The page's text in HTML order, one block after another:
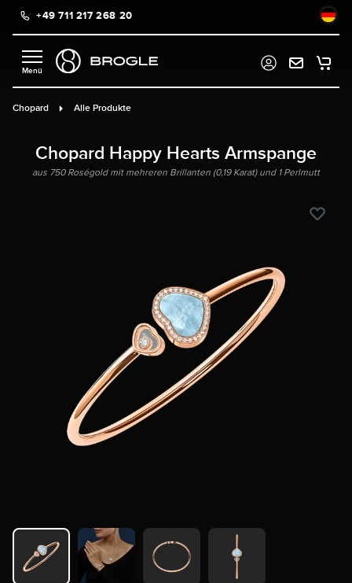
springen
+49 711 217 268 20
Chopard Alle Produkte
Chopard Happy Hearts Armspange
aus 750 Roségold mit mehreren Brillanten (0,19 Karat) und 1 Perlmutt